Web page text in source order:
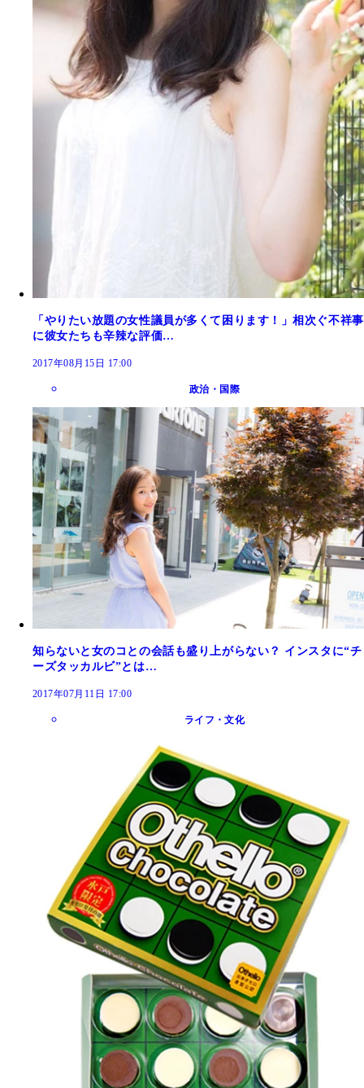
「やりたい放題の女性議員が多くて困ります！」相次ぐ不祥事
に彼女たちも辛辣な評価…
2017年08月15日 17:00
政治・国際
知らないと女のコとの会話も盛り上がらない？ インスタに“チ
ーズタッカルビ”とは…
2017年07月11日 17:00
ライフ・文化